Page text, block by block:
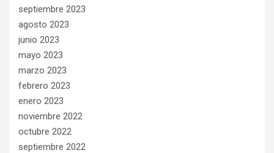
septiembre 2023
agosto 2023
junio 2023
mayo 2023
marzo 2023
febrero 2023
enero 2023
noviembre 2022
octubre 2022
septiembre 2022